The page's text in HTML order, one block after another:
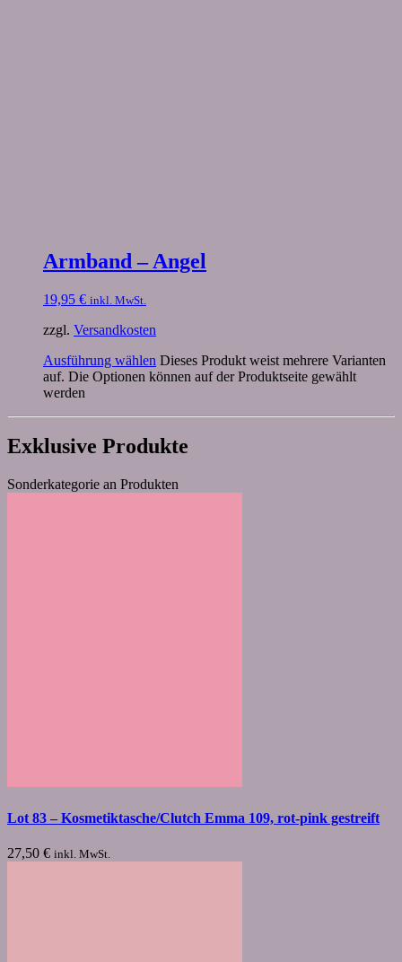
Armband – Angel
19,95 € inkl. MwSt.
zzgl. Versandkosten
Ausführung wählen Dieses Produkt weist mehrere Varianten
auf. Die Optionen können auf der Produktseite gewählt
werden
Exklusive Produkte
Sonderkategorie an Produkten
Lot 83 – Kosmetiktasche/Clutch Emma 109, rot-pink gestreift
27,50 € inkl. MwSt.